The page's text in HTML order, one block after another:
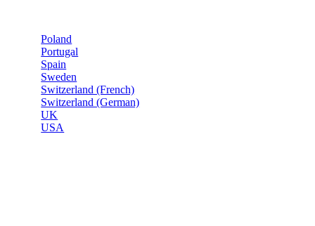
Poland
Portugal
Spain
Sweden
Switzerland (French)
Switzerland (German)
UK
USA